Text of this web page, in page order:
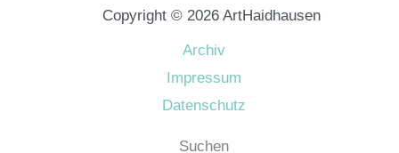
Copyright © 2026 ArtHaidhausen
Archiv
Impressum
Datenschutz
Suchen